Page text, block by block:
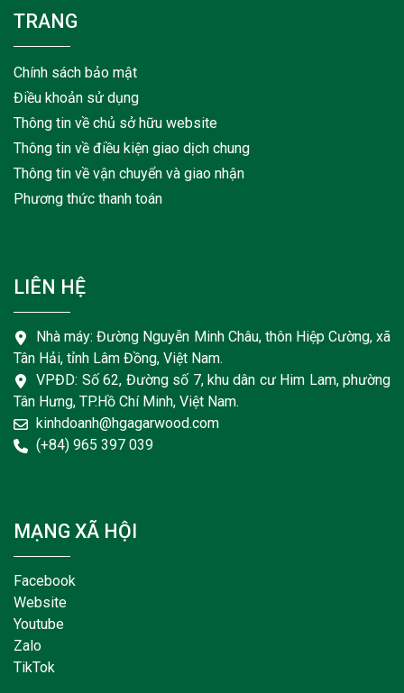
TRANG
Chính sách bảo mật
Điều khoản sử dụng
Thông tin về chủ sở hữu website
Thông tin về điều kiện giao dịch chung
Thông tin về vận chuyển và giao nhận
Phương thức thanh toán
LIÊN HỆ
Nhà máy: Đường Nguyễn Minh Châu, thôn Hiệp Cường, xã
Tân Hải, tỉnh Lâm Đồng, Việt Nam.
VPĐD: Số 62, Đường số 7, khu dân cư Him Lam, phường
Tân Hưng, TP.Hồ Chí Minh, Việt Nam.
kinhdoanh@hgagarwood.com
(+84) 965 397 039
MẠNG XÃ HỘI
Facebook
Website
Youtube
Zalo
TikTok